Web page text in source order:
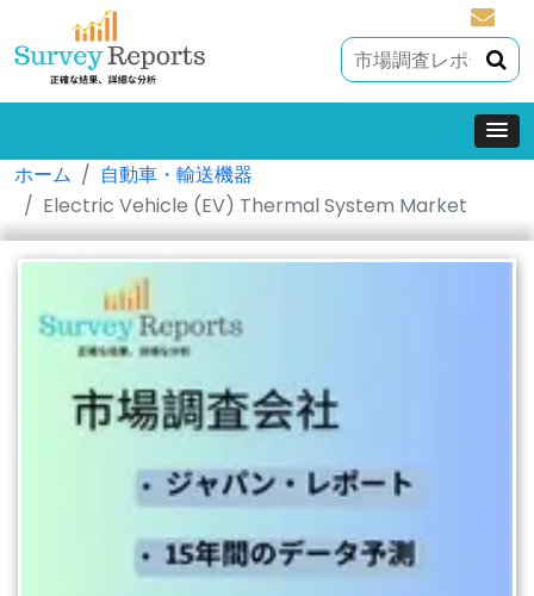
ホーム
自動車・輸送機器
Electric Vehicle (EV) Thermal System Market